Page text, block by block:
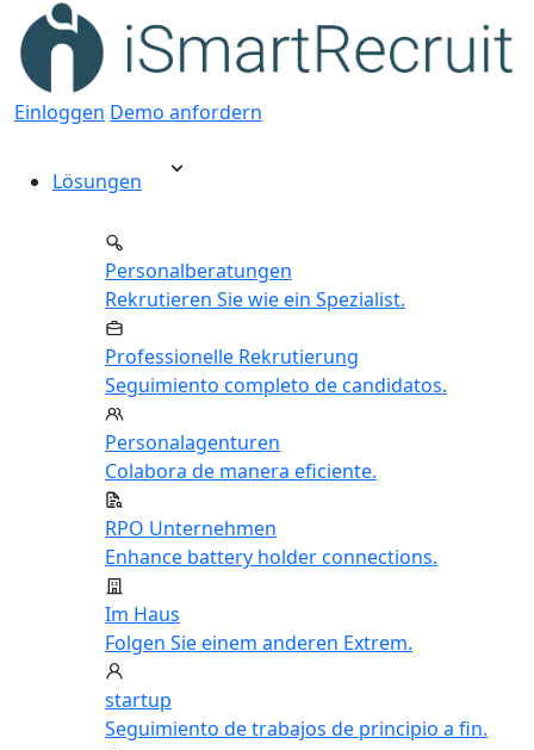
Einloggen Demo anfordern
Lösungen
Personalberatungen
Rekrutieren Sie wie ein Spezialist.
Professionelle Rekrutierung
Seguimiento completo de candidatos.
Personalagenturen
Colabora de manera eficiente.
RPO Unternehmen
Enhance battery holder connections.
Im Haus
Folgen Sie einem anderen Extrem.
startup
Seguimiento de trabajos de principio a fin.